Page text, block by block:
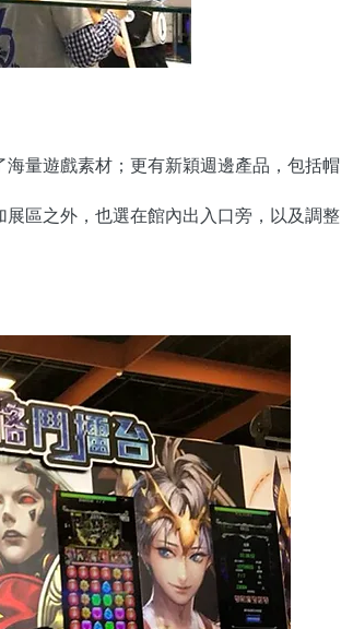
量遊戲素材；更有新穎週邊產品，包括帽
區之外，也選在館內出入口旁，以及調整